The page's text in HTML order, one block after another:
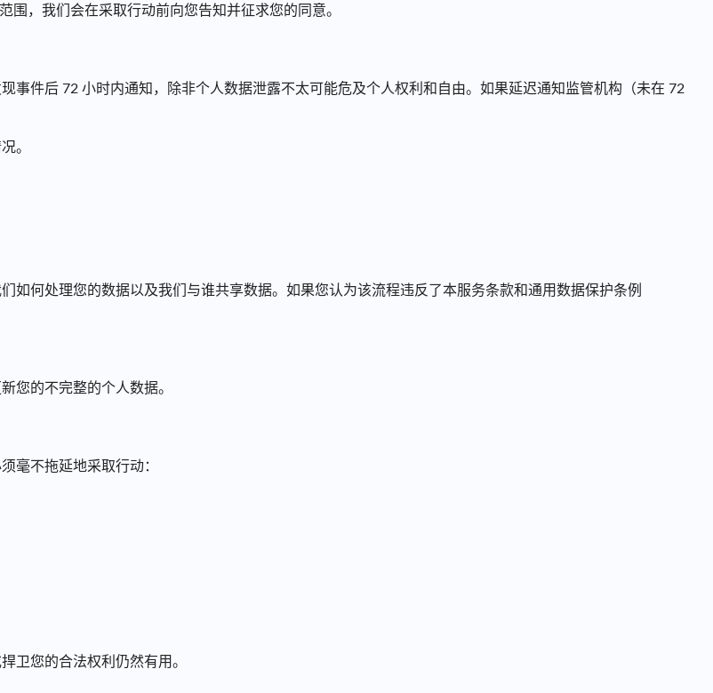
，我们会在采取行动前向您告知并征求您的同意。
事件后 72 小时内通知，除非个人数据泄露不太可能危及个人权利和自由。如果延迟通知监管机构（未在 72
。
如何处理您的数据以及我们与谁共享数据。如果您认为该流程违反了本服务条款和通用数据保护条例
您的不完整的个人数据。
毫不拖延地采取行动：
卫您的合法权利仍然有用。